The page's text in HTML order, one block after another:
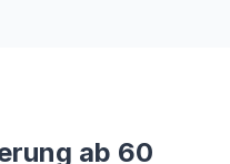
ab 60